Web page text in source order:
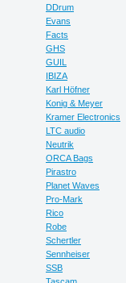
DDrum
Evans
Facts
GHS
GUIL
IBIZA
Karl Höfner
Konig & Meyer
Kramer Electronics
LTC audio
Neutrik
ORCA Bags
Pirastro
Planet Waves
Pro-Mark
Rico
Robe
Schertler
Sennheiser
SSB